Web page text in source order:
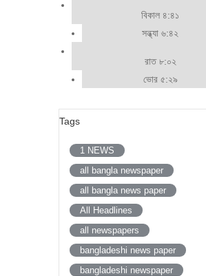
বিকাল ৪:৪১
সন্ধ্যা ৬:৪২
রাত ৮:০২
ভোর ৫:২৯
Tags
1 NEWS
all bangla newspaper
all bangla news paper
All Headlines
all newspapers
bangladeshi news paper
bangladeshi newspaper